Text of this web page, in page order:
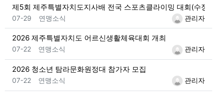
제5회 제주특별자치도지사배 전국 스포츠클라이밍 대회(수정)
등록자관리자
등록일
07-29 연맹소식
2026 제주특별자치도 어르신생활체육대회 개최
등록자관리자
등록일
07-22 연맹소식
2026 청소년 탐라문화원정대 참가자 모집
등록자관리자
등록일
07-22 연맹소식